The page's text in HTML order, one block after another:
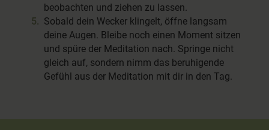
beobachten und ziehen zu lassen.
Sobald dein Wecker klingelt, öffne langsam
deine Augen. Bleibe noch einen Moment sitzen
und spüre der Meditation nach. Springe nicht
gleich auf, sondern nimm das beruhigende
Gefühl aus der Meditation mit dir in den Tag.